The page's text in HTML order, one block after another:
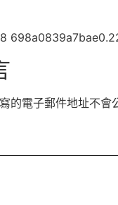
的電子郵件地址不會